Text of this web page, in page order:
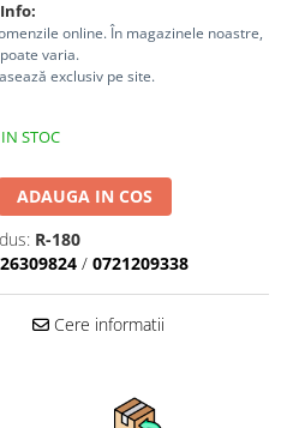
Info:
online. În magazinele noastre,
varia.
exclusiv pe site.
IN STOC
ADAUGA IN COS
R-180
/ 0721209338
Cere informatii